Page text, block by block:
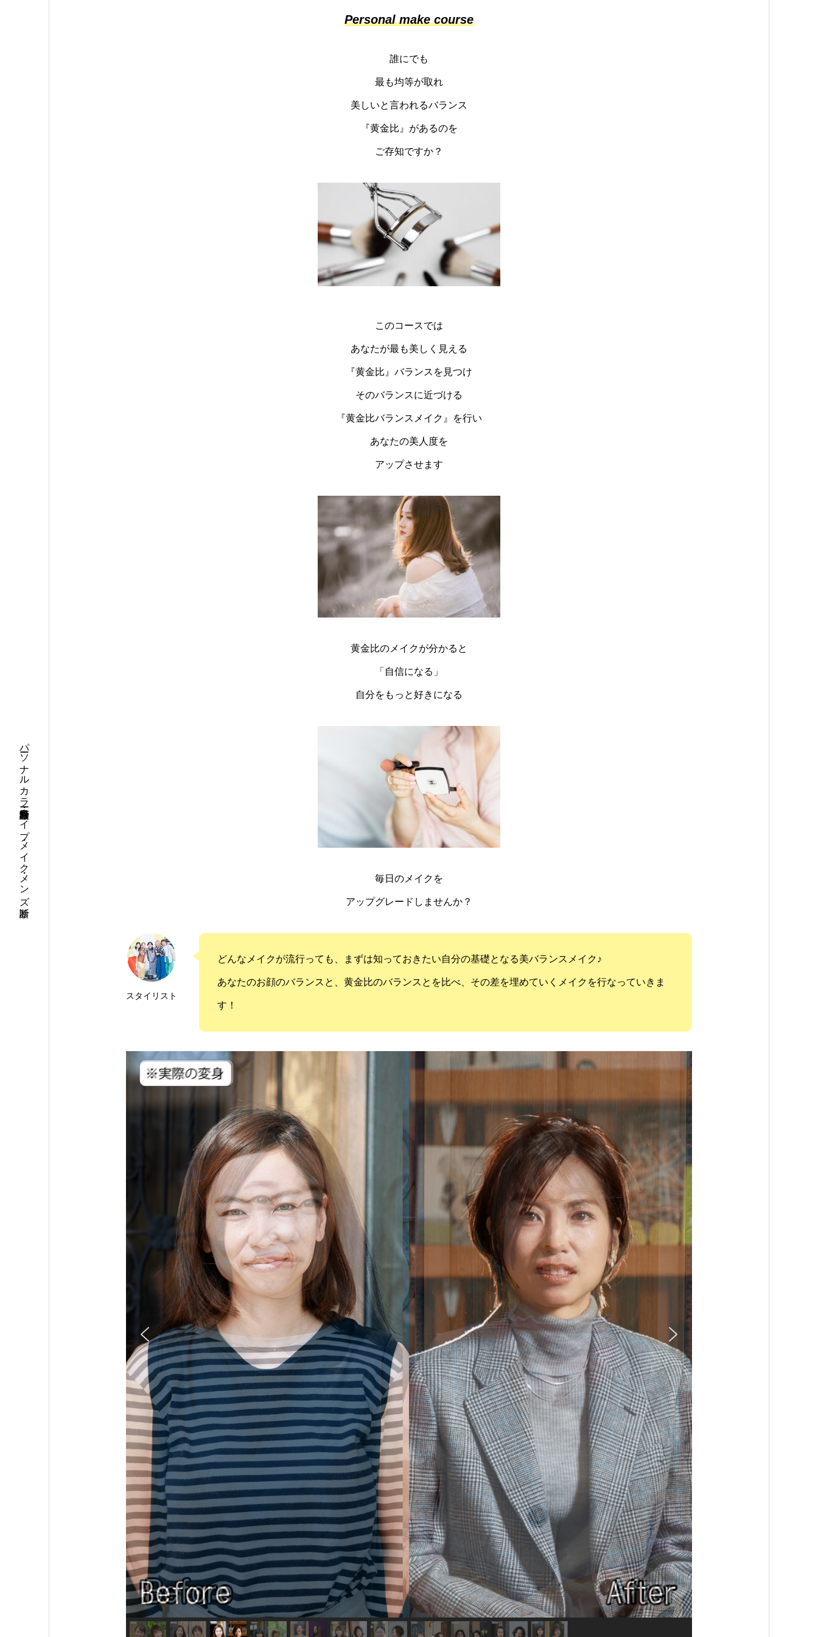
パーソナルカラー・骨格診断・顔タイプ・メイク・メンズ診断
Personal make course
誰にでも
最も均等が取れ
美しいと言われるバランス
『黄金比』があるのを
ご存知ですか？
このコースでは
あなたが最も美しく見える
『黄金比』バランスを見つけ
そのバランスに近づける
『黄金比バランスメイク』を行い
あなたの美人度を
アップさせます
黄金比のメイクが分かると
「自信になる」
自分をもっと好きになる
毎日のメイクを
アップグレードしませんか？
スタイリスト
どんなメイクが流行っても、まずは知っておきたい自分の基礎となる美バランスメイク♪
あなたのお顔のバランスと、黄金比のバランスとを比べ、その差を埋めていくメイクを行なっていきま
す！